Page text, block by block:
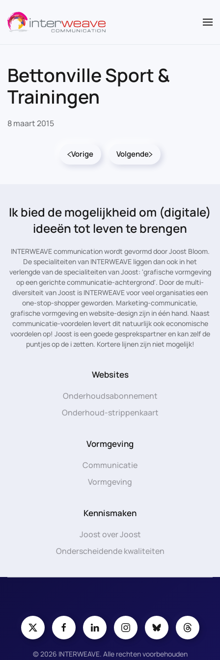
Overslaan en naar de inhoud gaan
Bettonville Sport &
Trainingen
8 maart 2015
Vorige Volgende
Ik bied de mogelijkheid om (digitale)
ideeën tot leven te brengen
INTERWEAVE communication wordt gevormd door Joost Bloom.
De specialiteiten van INTERWEAVE liggen dan ook in het
verlengde van de specialiteiten van Joost: 'grafische vormgeving
op een gerichte communicatie-achtergrond'. Door de multi-
diversiteit van Joost is INTERWEAVE voor veel organisaties een
one-stop-shopper geworden. Marketing-communicatie,
grafische vormgeving en website-design zijn in één hand. Naast
communicatie-voordelen levert dit natuurlijk ook economische
voordelen op! Joost is een goede gesprekspartner en kan zelf de
puntjes op de i zetten. Kortere lijnen zijn niet mogelijk!
Websites
Onderhoudsabonnement
Onderhoud-strippenkaart
Vormgeving
Communicatie
Vormgeving
Kennismaken
Joost over Joost
Onderscheidende kwaliteiten
©2026 INTERWEAVE. Alle rechten voorbehouden